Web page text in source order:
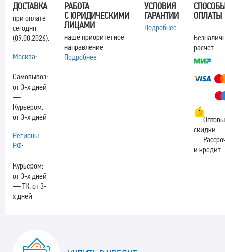
ДОСТАВКА
при оплате
сегодня
(09.08.2026):
Москва:
—
Самовывоз:
от 3-х дней
—
Курьером:
от 3-х дней
Регионы
РФ:
—
Курьером:
от 3-х дней
— ТК: от 3-
х дней
РАБОТА
С ЮРИДИЧЕСКИМИ
ЛИЦАМИ
наше приоритетное
направление
Подробнее
УСЛОВИЯ
ГАРАНТИИ
Подробнее
ОПЛАТЫ
—
расчёт
—
скидки
—
и кредит